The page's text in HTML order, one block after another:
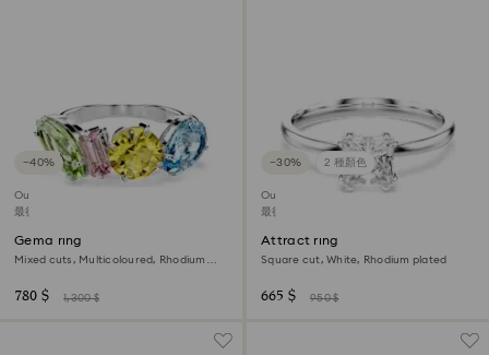
−40%
Outlet
最後機會購買
Gema ring
Mixed cuts, Multicoloured, Rhodium
780 $ 1,300 $
−30% 2 種顏色
Outlet
最後機會購買
Attract ring
Square cut, White, Rhodium plated
665 $ 950 $